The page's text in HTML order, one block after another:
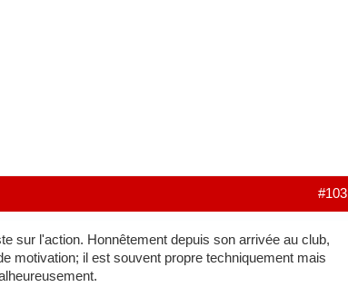
#103
sur l'action. Honnêtement depuis son arrivée au club,
motivation; il est souvent propre techniquement mais